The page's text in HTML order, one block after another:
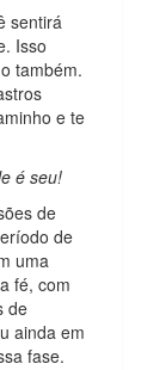
sentirá
Isso
também.
e te
é seu!
de
de
uma
fé, com
de
ainda em
fase.